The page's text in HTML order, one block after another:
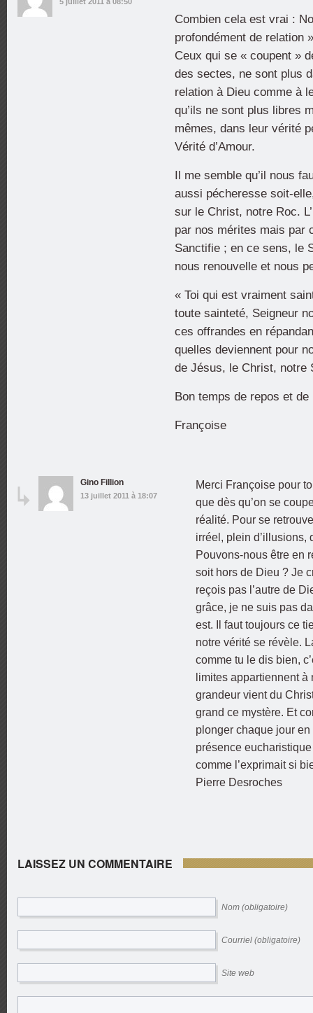
Combien cela est vrai :
profondément de relation
Ceux qui se « coupent »
des sectes, ne sont plus
relation à Dieu comme à
qu’ils ne sont plus libres
mêmes, dans leur vérité
Vérité d’Amour.
Il me semble qu’il nous
aussi pécheresse soit-
sur le Christ, notre Roc.
par nos mérites mais par
Sanctifie ; en ce sens, le
nous renouvelle et nous
« Toi qui est vraiment
toute sainteté, Seigneur
ces offrandes en
quelles deviennent pour
de Jésus, le Christ, notre
Bon temps de repos et
Françoise
Gino Fillion
13 juillet 2011 à 18:07
Merci Françoise pour
que dès qu’on se
réalité. Pour se
irréel, plein d’illusions,
Pouvons-nous être en
soit hors de Dieu ? Je
reçois pas l’autre de
grâce, je ne suis pas
est. Il faut toujours ce
notre vérité se révèle.
comme tu le dis bien,
limites appartiennent
grandeur vient du
grand ce mystère. Et
plonger chaque jour
présence
comme l’exprimait si
Pierre Desroches
LAISSEZ UN COMMENTAIRE
Nom (obligatoire)
Courriel (obligatoire)
Site web